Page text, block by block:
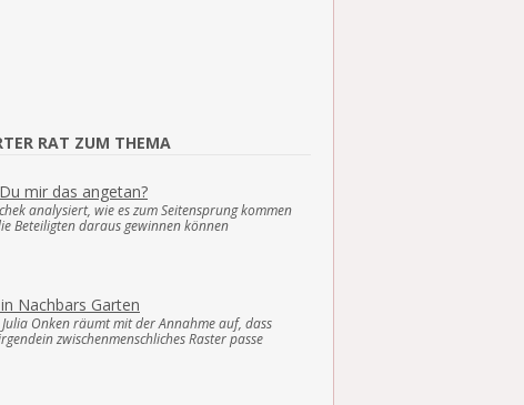
RAT ZUM THEMA
mir das angetan?
analysiert, wie es zum Seitensprung kommen
Beteiligten daraus gewinnen können
Nachbars Garten
Onken räumt mit der Annahme auf, dass
zwischenmenschliches Raster passe